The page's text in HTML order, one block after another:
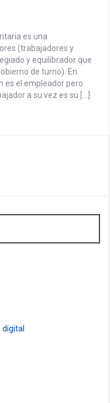
es una
(trabajadores y
y equilibrador que
de turno). En
es el empleador pero